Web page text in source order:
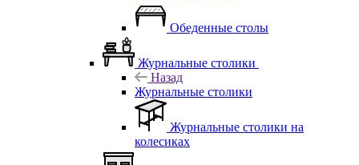
Обеденные столы
Журнальные столики
Назад
Журнальные столики
Журнальные столики на
колесиках